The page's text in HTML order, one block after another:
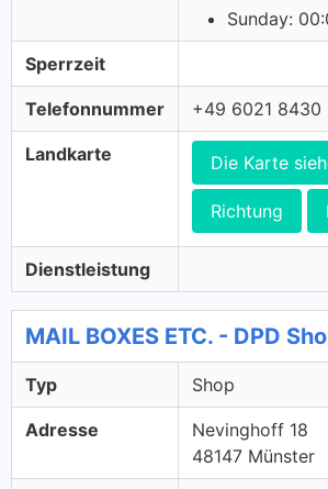
Sunday:
Sperrzeit
Telefonnummer +49 6021 8430
Landkarte Die Karte
Richtung
Dienstleistung
MAIL BOXES ETC. - DPD
Typ Shop
Adresse
Nevinghoff 18
48147 Münster